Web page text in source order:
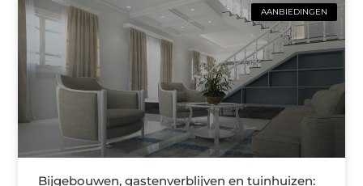
AANBIEDINGEN
Bijgebouwen, gastenverblijven en tuinhuizen: